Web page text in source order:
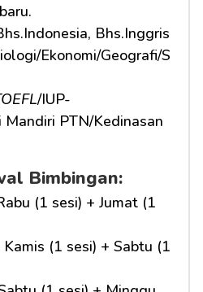
Bhs.Inggris
Ekonomi/Geografi/S
/IUP-
Mandiri PTN/Kedinasan
Bimbingan:
(1 sesi) + Jumat (1
(1 sesi) + Sabtu (1